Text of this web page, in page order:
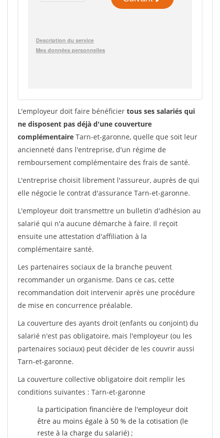
L'employeur doit faire bénéficier tous ses salariés qui
ne disposent pas déjà d'une couverture
complémentaire Tarn-et-garonne, quelle que soit leur
ancienneté dans l'entreprise, d'un régime de
remboursement complémentaire des frais de santé.
L'entreprise choisit librement l'assureur, auprès de qui
elle négocie le contrat d'assurance Tarn-et-garonne.
L'employeur doit transmettre un bulletin d'adhésion au
salarié qui n'a aucune démarche à faire. Il reçoit
ensuite une attestation d'affiliation à la
complémentaire santé.
Les partenaires sociaux de la branche peuvent
recommander un organisme. Dans ce cas, cette
recommandation doit intervenir après une procédure
de mise en concurrence préalable.
La couverture des ayants droit (enfants ou conjoint) du
salarié n'est pas obligatoire, mais l'employeur (ou les
partenaires sociaux) peut décider de les couvrir aussi
Tarn-et-garonne.
La couverture collective obligatoire doit remplir les
conditions suivantes : Tarn-et-garonne
la participation financière de l'employeur doit
être au moins égale à 50 % de la cotisation (le
reste à la charge du salarié) ;